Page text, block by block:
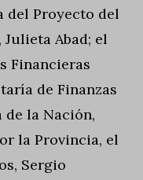
del Proyecto del
Abad; el
Financieras
de Finanzas
la Nación,
la Provincia, el
Sergio